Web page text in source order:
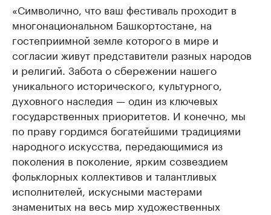
«Символично, что ваш фестиваль проходит в
многонациональном Башкортостане, на
гостеприимной земле которого в мире и
согласии живут представители разных народов
и религий. Забота о сбережении нашего
уникального исторического, культурного,
духовного наследия — один из ключевых
государственных приоритетов. И конечно, мы
по праву гордимся богатейшими традициями
народного искусства, передающимися из
поколения в поколение, ярким созвездием
фольклорных коллективов и талантливых
исполнителей, искусными мастерами
знаменитых на весь мир художественных